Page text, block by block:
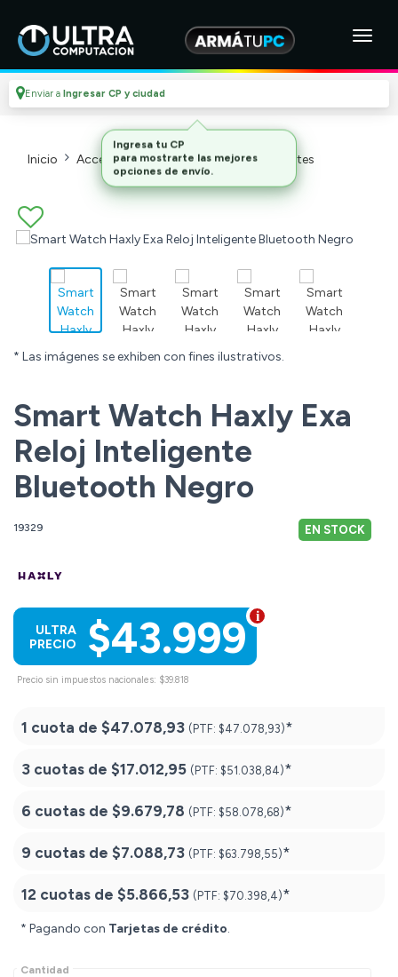
Enviar a Ingresar CP y ciudad
Inicio Accesorios Y Otros Relojes Inteligentes
* Las imágenes se exhiben con fines ilustrativos.
Smart Watch Haxly Exa
Reloj Inteligente
Bluetooth Negro
19329 EN STOCK
$43.999
ULTRA
PRECIO
Precio sin impuestos nacionales: $39.818
1 cuota de $47.078,93 (PTF: $47.078,93)*
3 cuotas de $17.012,95 (PTF: $51.038,84)*
6 cuotas de $9.679,78 (PTF: $58.078,68)*
9 cuotas de $7.088,73 (PTF: $63.798,55)*
12 cuotas de $5.866,53 (PTF: $70.398,4)*
* Pagando con Tarjetas de crédito.
Cantidad